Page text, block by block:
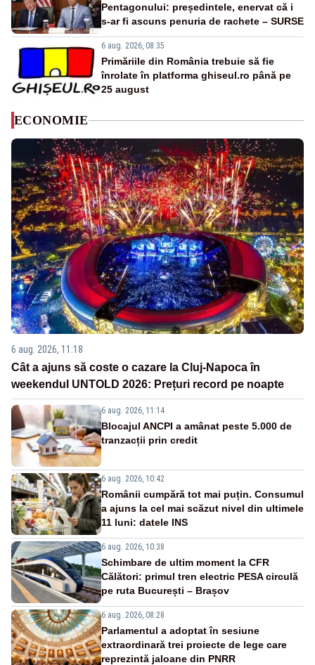
Pentagonului: președintele, enervat că i
s-ar fi ascuns penuria de rachete – SURSE
6 aug. 2026, 08:35
Primăriile din România trebuie să fie
înrolate în platforma ghiseul.ro până pe
25 august
ECONOMIE
6 aug. 2026, 11:18
Cât a ajuns să coste o cazare la Cluj-Napoca în
weekendul UNTOLD 2026: Prețuri record pe noapte
6 aug. 2026, 11:14
Blocajul ANCPI a amânat peste 5.000 de
tranzacții prin credit
6 aug. 2026, 10:42
Românii cumpără tot mai puțin. Consumul
a ajuns la cel mai scăzut nivel din ultimele
11 luni: datele INS
6 aug. 2026, 10:38
Schimbare de ultim moment la CFR
Călători: primul tren electric PESA circulă
pe ruta București – Brașov
6 aug. 2026, 08:28
Parlamentul a adoptat în sesiune
extraordinară trei proiecte de lege care
reprezintă jaloane din PNRR